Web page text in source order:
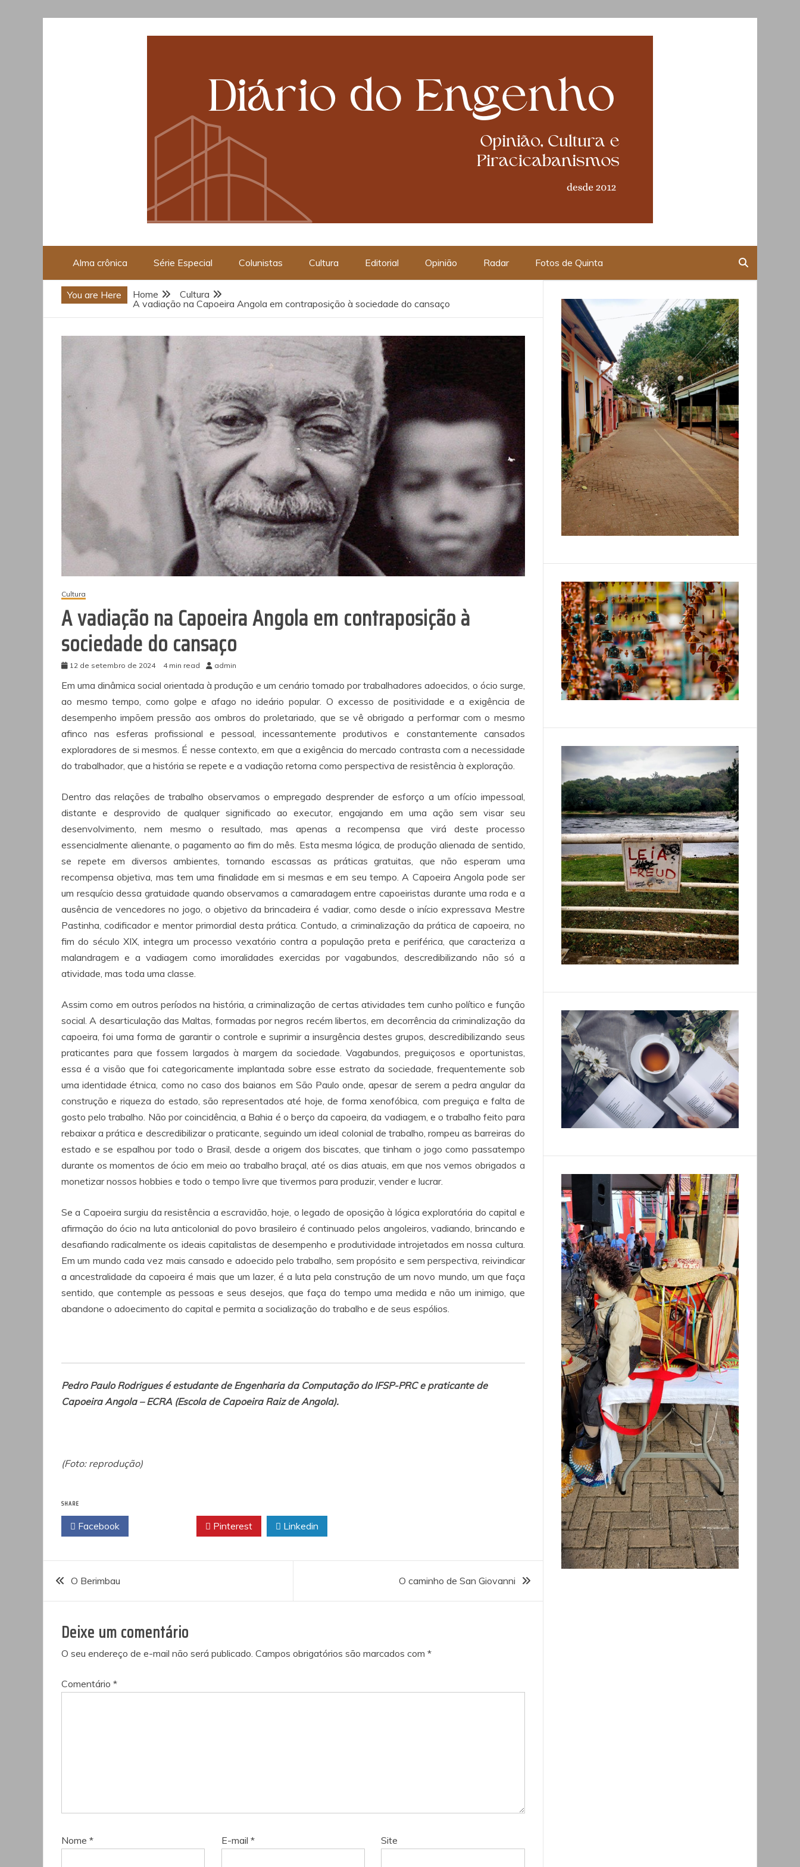
Opinião, Cultura e Piracicabanismos
Alma crônica Série Especial Colunistas Cultura Editorial Opinião Radar Fotos de Quinta
You are Here Home
Cultura
A vadiação na Capoeira Angola em contraposição à sociedade do cansaço
Cultura
A vadiação na Capoeira Angola em contraposição à
sociedade do cansaço
12 de setembro de 2024 4 min read admin
Em uma dinâmica social orientada à produção e um cenário tomado por trabalhadores adoecidos, o ócio surge,
ao mesmo tempo, como golpe e afago no ideário popular. O excesso de positividade e a exigência de
desempenho impõem pressão aos ombros do proletariado, que se vê obrigado a performar com o mesmo
afinco nas esferas profissional e pessoal, incessantemente produtivos e constantemente cansados
exploradores de si mesmos. É nesse contexto, em que a exigência do mercado contrasta com a necessidade
do trabalhador, que a história se repete e a vadiação retorna como perspectiva de resistência à exploração.
Dentro das relações de trabalho observamos o empregado desprender de esforço a um ofício impessoal,
distante e desprovido de qualquer significado ao executor, engajando em uma ação sem visar seu
desenvolvimento, nem mesmo o resultado, mas apenas a recompensa que virá deste processo
essencialmente alienante, o pagamento ao fim do mês. Esta mesma lógica, de produção alienada de sentido,
se repete em diversos ambientes, tornando escassas as práticas gratuitas, que não esperam uma
recompensa objetiva, mas tem uma finalidade em si mesmas e em seu tempo. A Capoeira Angola pode ser
um resquício dessa gratuidade quando observamos a camaradagem entre capoeiristas durante uma roda e a
ausência de vencedores no jogo, o objetivo da brincadeira é vadiar, como desde o início expressava Mestre
Pastinha, codificador e mentor primordial desta prática. Contudo, a criminalização da prática de capoeira, no
fim do século XIX, integra um processo vexatório contra a população preta e periférica, que caracteriza a
malandragem e a vadiagem como imoralidades exercidas por vagabundos, descredibilizando não só a
atividade, mas toda uma classe.
Assim como em outros períodos na história, a criminalização de certas atividades tem cunho político e função
social. A desarticulação das Maltas, formadas por negros recém libertos, em decorrência da criminalização da
capoeira, foi uma forma de garantir o controle e suprimir a insurgência destes grupos, descredibilizando seus
praticantes para que fossem largados à margem da sociedade. Vagabundos, preguiçosos e oportunistas,
essa é a visão que foi categoricamente implantada sobre esse estrato da sociedade, frequentemente sob
uma identidade étnica, como no caso dos baianos em São Paulo onde, apesar de serem a pedra angular da
construção e riqueza do estado, são representados até hoje, de forma xenofóbica, com preguiça e falta de
gosto pelo trabalho. Não por coincidência, a Bahia é o berço da capoeira, da vadiagem, e o trabalho feito para
rebaixar a prática e descredibilizar o praticante, seguindo um ideal colonial de trabalho, rompeu as barreiras do
estado e se espalhou por todo o Brasil, desde a origem dos biscates, que tinham o jogo como passatempo
durante os momentos de ócio em meio ao trabalho braçal, até os dias atuais, em que nos vemos obrigados a
monetizar nossos hobbies e todo o tempo livre que tivermos para produzir, vender e lucrar.
Se a Capoeira surgiu da resistência a escravidão, hoje, o legado de oposição à lógica exploratória do capital e
afirmação do ócio na luta anticolonial do povo brasileiro é continuado pelos angoleiros, vadiando, brincando e
desafiando radicalmente os ideais capitalistas de desempenho e produtividade introjetados em nossa cultura.
Em um mundo cada vez mais cansado e adoecido pelo trabalho, sem propósito e sem perspectiva, reivindicar
a ancestralidade da capoeira é mais que um lazer, é a luta pela construção de um novo mundo, um que faça
sentido, que contemple as pessoas e seus desejos, que faça do tempo uma medida e não um inimigo, que
abandone o adoecimento do capital e permita a socialização do trabalho e de seus espólios.
Pedro Paulo Rodrigues é estudante de Engenharia da Computação do IFSP-PRC e praticante de
Capoeira Angola – ECRA (Escola de Capoeira Raiz de Angola).
(Foto: reprodução)
SHARE
Facebook Pinterest Linkedin
Navegação
de
Post
O Berimbau O caminho de San Giovanni
Deixe um comentário
O seu endereço de e-mail não será publicado. Campos obrigatórios são marcados com *
Comentário *
Nome * E-mail * Site